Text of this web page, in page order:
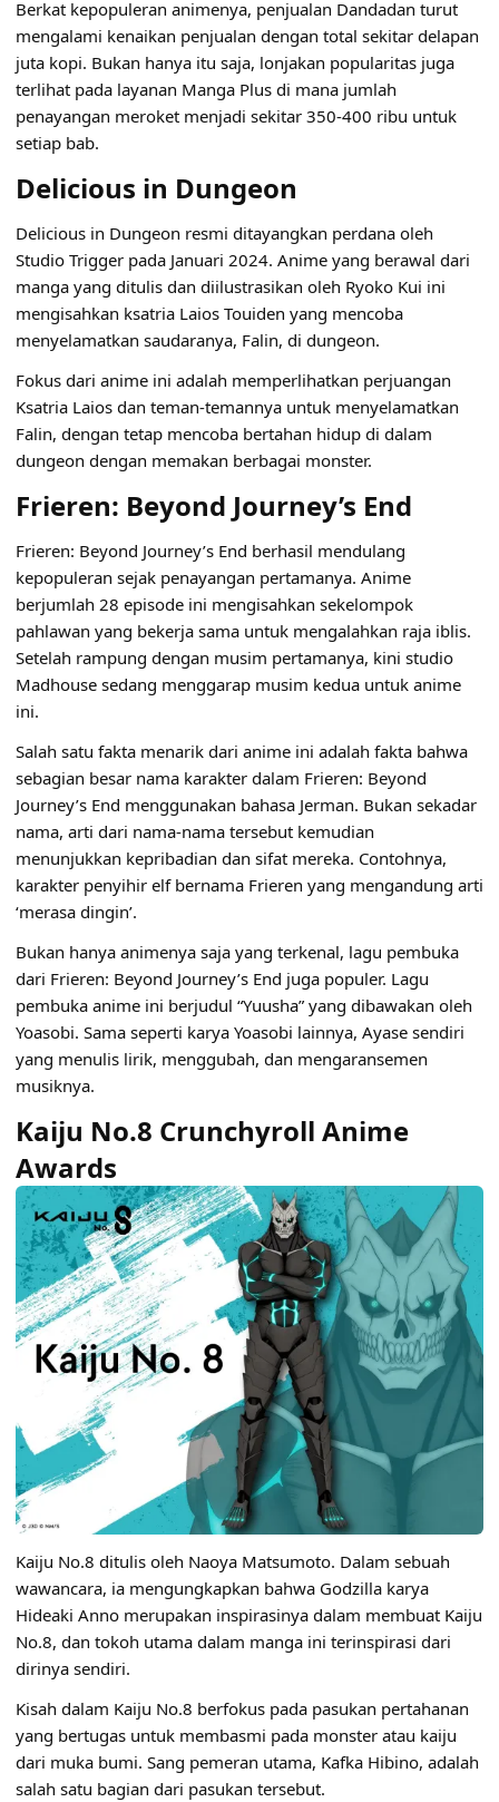
Berkat kepopuleran animenya, penjualan Dandadan turut
mengalami kenaikan penjualan dengan total sekitar delapan
juta kopi. Bukan hanya itu saja, lonjakan popularitas juga
terlihat pada layanan Manga Plus di mana jumlah
penayangan meroket menjadi sekitar 350-400 ribu untuk
setiap bab.
Delicious in Dungeon
Delicious in Dungeon resmi ditayangkan perdana oleh
Studio Trigger pada Januari 2024. Anime yang berawal dari
manga yang ditulis dan diilustrasikan oleh Ryoko Kui ini
mengisahkan ksatria Laios Touiden yang mencoba
menyelamatkan saudaranya, Falin, di dungeon.
Fokus dari anime ini adalah memperlihatkan perjuangan
Ksatria Laios dan teman-temannya untuk menyelamatkan
Falin, dengan tetap mencoba bertahan hidup di dalam
dungeon dengan memakan berbagai monster.
Frieren: Beyond Journey’s End
Frieren: Beyond Journey’s End berhasil mendulang
kepopuleran sejak penayangan pertamanya. Anime
berjumlah 28 episode ini mengisahkan sekelompok
pahlawan yang bekerja sama untuk mengalahkan raja iblis.
Setelah rampung dengan musim pertamanya, kini studio
Madhouse sedang menggarap musim kedua untuk anime
ini.
Salah satu fakta menarik dari anime ini adalah fakta bahwa
sebagian besar nama karakter dalam Frieren: Beyond
Journey’s End menggunakan bahasa Jerman. Bukan sekadar
nama, arti dari nama-nama tersebut kemudian
menunjukkan kepribadian dan sifat mereka. Contohnya,
karakter penyihir elf bernama Frieren yang mengandung arti
‘merasa dingin’.
Bukan hanya animenya saja yang terkenal, lagu pembuka
dari Frieren: Beyond Journey’s End juga populer. Lagu
pembuka anime ini berjudul “Yuusha” yang dibawakan oleh
Yoasobi. Sama seperti karya Yoasobi lainnya, Ayase sendiri
yang menulis lirik, menggubah, dan mengaransemen
musiknya.
Kaiju No.8 Crunchyroll Anime
Awards
Kaiju No.8 ditulis oleh Naoya Matsumoto. Dalam sebuah
wawancara, ia mengungkapkan bahwa Godzilla karya
Hideaki Anno merupakan inspirasinya dalam membuat Kaiju
No.8, dan tokoh utama dalam manga ini terinspirasi dari
dirinya sendiri.
Kisah dalam Kaiju No.8 berfokus pada pasukan pertahanan
yang bertugas untuk membasmi pada monster atau kaiju
dari muka bumi. Sang pemeran utama, Kafka Hibino, adalah
salah satu bagian dari pasukan tersebut.